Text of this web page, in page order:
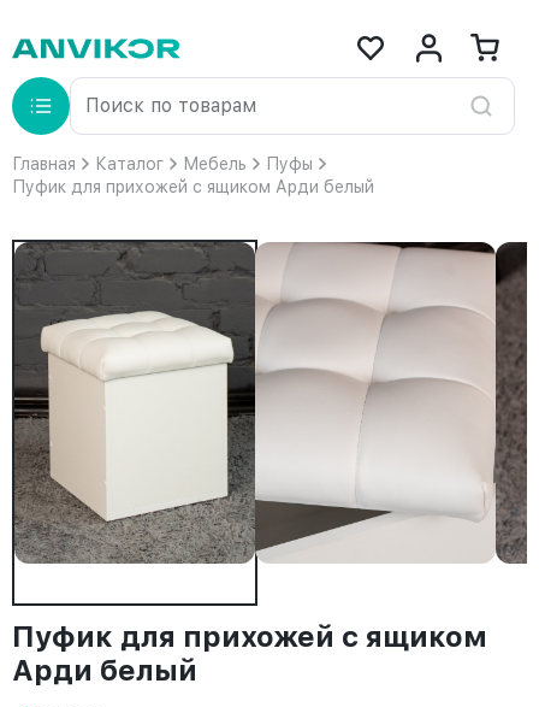
Главная Каталог Мебель
Пуфы
Пуфик для прихожей с ящиком Арди белый
Пуфик для прихожей с ящиком
Арди белый